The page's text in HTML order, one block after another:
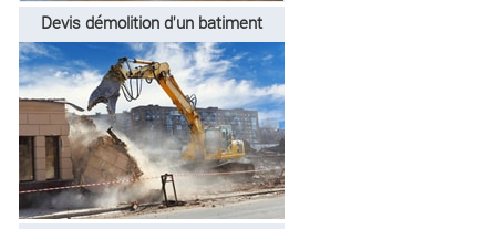
Devis démolition d'un batiment